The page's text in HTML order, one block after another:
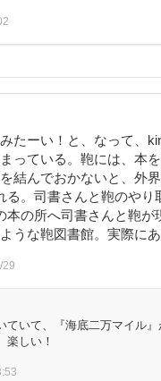
たーい！と、なって、
っている。鞄には、本
結んでおかないと、外
。司書さんと鞄のやり
本の所へ司書さんと鞄が
うな鞄図書館。実際に
29
ていて、『海底二万マイル
楽しい！